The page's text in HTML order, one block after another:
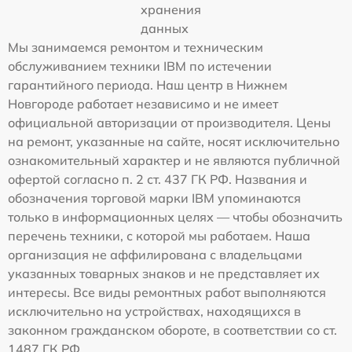
хранения
данных
Мы занимаемся ремонтом и техническим
обслуживанием техники IBM по истечении
гарантийного периода. Наш центр в Нижнем
Новгороде работает независимо и не имеет
официальной авторизации от производителя. Цены
на ремонт, указанные на сайте, носят исключительно
ознакомительный характер и не являются публичной
офертой согласно п. 2 ст. 437 ГК РФ. Названия и
обозначения торговой марки IBM упоминаются
только в информационных целях — чтобы обозначить
перечень техники, с которой мы работаем. Наша
организация не аффилирована с владельцами
указанных товарных знаков и не представляет их
интересы. Все виды ремонтных работ выполняются
исключительно на устройствах, находящихся в
законном гражданском обороте, в соответствии со ст.
1487 ГК РФ.